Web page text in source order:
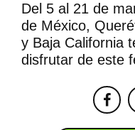
Del 5 al 21 de
de México,
y Baja California
disfrutar de este